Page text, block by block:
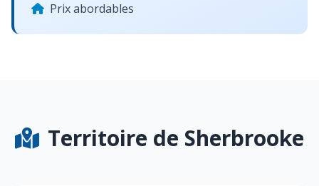
Prix abordables
Territoire de Sherbrooke